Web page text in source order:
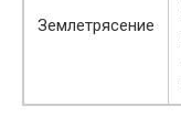
Землетрясение